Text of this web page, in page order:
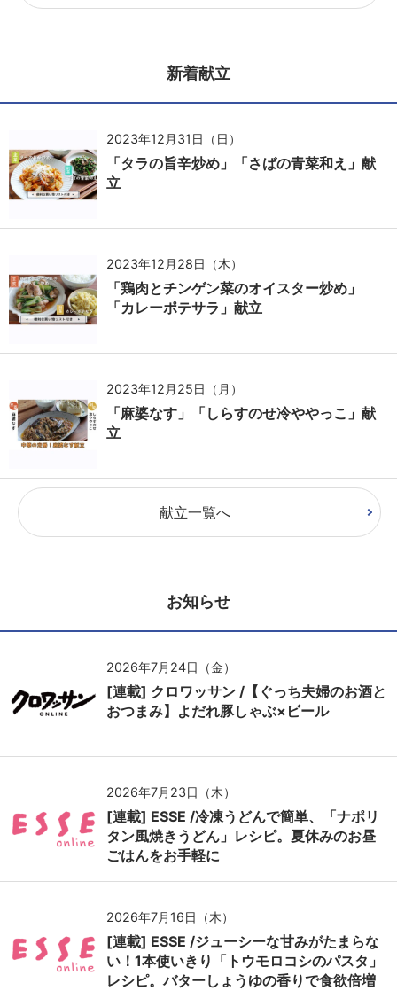
新着献立
2023年12月31日（日）
「タラの旨辛炒め」「さばの青菜和え」献
立
2023年12月28日（木）
「鶏肉とチンゲン菜のオイスター炒め」
「カレーポテサラ」献立
2023年12月25日（月）
「麻婆なす」「しらすのせ冷ややっこ」献
立
献立一覧へ
お知らせ
2026年7月24日（金）
[連載] クロワッサン /【ぐっち夫婦のお酒と
おつまみ】よだれ豚しゃぶ×ビール
2026年7月23日（木）
[連載] ESSE /冷凍うどんで簡単、「ナポリ
タン風焼きうどん」レシピ。夏休みのお昼
ごはんをお手軽に
2026年7月16日（木）
[連載] ESSE /ジューシーな甘みがたまらな
い！1本使いきり「トウモロコシのパスタ」
レシピ。バターしょうゆの香りで食欲倍増